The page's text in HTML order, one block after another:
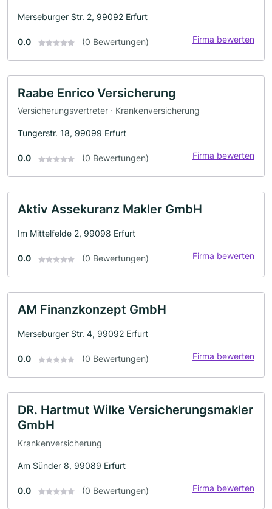
Merseburger Str. 2, 99092 Erfurt
0.0 (0 Bewertungen) Firma bewerten
Raabe Enrico Versicherung
Versicherungsvertreter · Krankenversicherung
Tungerstr. 18, 99099 Erfurt
0.0 (0 Bewertungen) Firma bewerten
Aktiv Assekuranz Makler GmbH
Im Mittelfelde 2, 99098 Erfurt
0.0 (0 Bewertungen) Firma bewerten
AM Finanzkonzept GmbH
Merseburger Str. 4, 99092 Erfurt
0.0 (0 Bewertungen) Firma bewerten
DR. Hartmut Wilke Versicherungsmakler
GmbH
Krankenversicherung
Am Sünder 8, 99089 Erfurt
0.0 (0 Bewertungen) Firma bewerten